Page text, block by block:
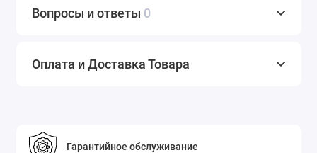
Вопросы и ответы 0
Оплата и Доставка Товара
Гарантийное обслуживание